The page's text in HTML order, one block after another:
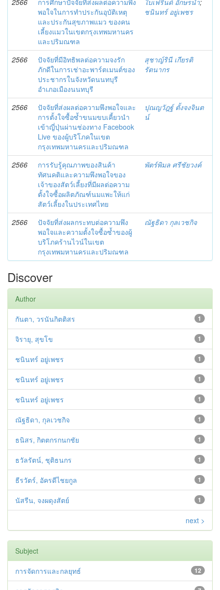
2566
การศึกษาปัจจัยที่ส่งผลต่อความพึง
พอใจในการทำประกันอุบัติเหตุ
และประกันสุขภาพแมว ของคน
เลี้ยงแมวในเขตกรุงเทพมหานคร
และปริมณฑล
ใบเฟรินด์ อักษรนำ;
ชนินทร์ อยู่เพชร
2566
ปัจจัยที่มีอิทธิพลต่อความจงรัก
ภักดีในการเช่าอะพาร์ตเมนต์ของ
ประชากรในจังหวัดนนทบุรี
อำเภอเมืองนนทบุรี
สุชาญ์รินี เกียรติ
รัตนากร
2566
ปัจจัยที่ส่งผลต่อความพึงพอใจและ
การตั้งใจซื้อซํ้าขนมขบเคี้ยวนำ
เข้าญี่ปุ่นผ่านช่องทาง Facebook
Live ของผู้บริโภคในเขต
กรุงเทพมหานครและปริมณฑล
ปุณญวัฎฐ์ ตั้งจงจินต
น์
2566
การรับรู้คุณภาพของสินค้า
ทัศนคติและความพึงพอใจของ
เจ้าของสัตว์เลี้ยงที่มีผลต่อความ
ตั้งใจซื้อผลิตภัณฑ์นมแพะให้แก่
สัตว์เลี้ยงในประเทศไทย
พัตร์พิมล ศรีชัยวงค์
2566
ปัจจัยที่ส่งผลกระทบต่อความพึง
พอใจและความตั้งใจซื้อซ้ำของผู้
บริโภคร้านไวน์ในเขต
กรุงเทพมหานครและปริมณฑล
ณัฐธิดา กุลเวชกิจ
Discover
Author
1
กันตา, วรนันกิตติสร
1
จิรายุ, สุขโข
1
ชนินทร์ อยู่เพชร
1
ชนินทร์ อยู่เพชร
1
ชนินทร์ อยู่เพชร
1
ณัฐธิดา, กุลเวชกิจ
1
ธนิสร, กิตตกรกนกชัย
1
ธวัลรัตน์, ชุติธนกร
1
ธีรวัตร์, อัครดีไชยกูล
1
นัสรีน, จงผดุงสัตย์
next >
Subject
12
การจัดการและกลยุทธ์